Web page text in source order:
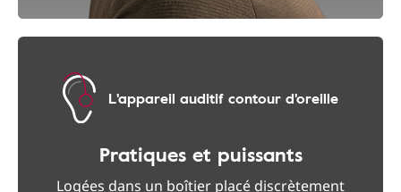
L'appareil auditif contour d'oreille
Pratiques et puissants
Logées dans un boîtier placé discrètement